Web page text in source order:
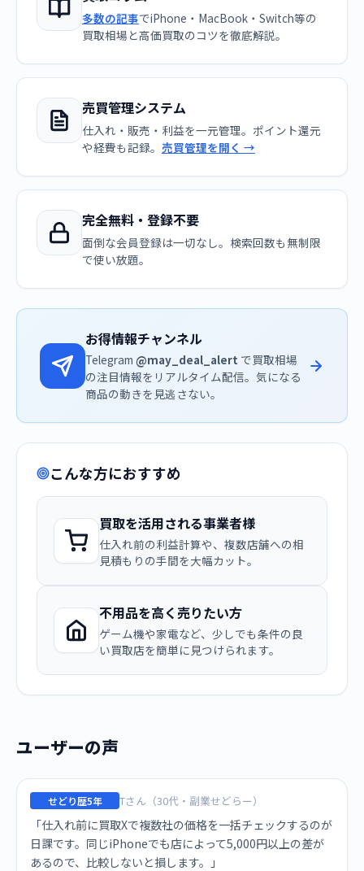
多数の記事でiPhone・MacBook・Switch等の
買取相場と高価買取のコツを徹底解説。
売買管理システム
仕入れ・販売・利益を一元管理。ポイント還元
や経費も記録。 売買管理を開く →
完全無料・登録不要
面倒な会員登録は一切なし。検索回数も無制限
で使い放題。
お得情報チャンネル
Telegram @may_deal_alert で買取相場
の注目情報をリアルタイム配信。気になる
商品の動きを見逃さない。
こんな方におすすめ
買取を活用される事業者様
仕入れ前の利益計算や、複数店舗への相
見積もりの手間を大幅カット。
不用品を高く売りたい方
ゲーム機や家電など、少しでも条件の良
い買取店を簡単に見つけられます。
ユーザーの声
せどり歴5年 Tさん（30代・副業せどらー）
「仕入れ前に買取Xで複数社の価格を一括チェックするのが
日課です。同じiPhoneでも店によって5,000円以上の差が
あるので、比較しないと損します。」